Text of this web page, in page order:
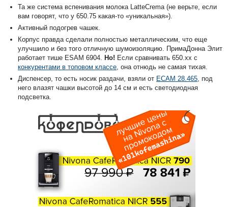
Та же система вспенивания молока LatteCrema (не верьте, если
вам говорят, что у 650.75 какая-то «уникальная»).
Активный подогрев чашек.
Корпус правда сделали полностью металлическим, что еще
улучшило и без того отличную шумоизоляцию. ПримаДонна Элит
работает тише ESAM 6904.
Но! Если сравнивать 650.xx с
конкурентами в топовом классе , она отнюдь не самая тихая.
Диспенсер, то есть носик раздачи, взяли от ECAM 28.465 , под
него влазят чашки высотой до 14 см и есть светодиодная
подсветка.